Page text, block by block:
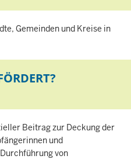
Gemeinden und Kreise in
Beitrag zur Deckung der
und
von